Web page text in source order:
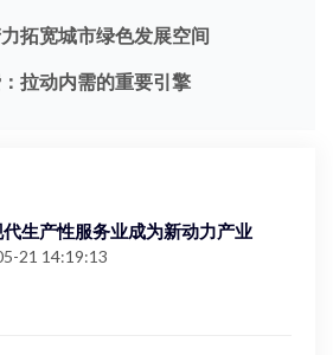
拓宽城市绿色发展空间
拉动内需的重要引擎
生产性服务业成为新动力产业
21 14:19:13